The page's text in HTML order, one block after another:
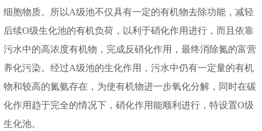
细胞物质。所以A级池不仅具有一定的有机物去除功能，减轻
后续O级生化池的有机负荷，以利于硝化作用进行，而且依靠
污水中的高浓度有机物，完成反硝化作用，最终消除氮的富营
养化污染。经过A级池的生化作用，污水中仍有一定量的有机
物和较高的氮氨存在，为使有机物进一步氧化分解，同时在碳
化作用趋于完全的情况下，硝化作用能顺利进行，特设置O级
生化池。